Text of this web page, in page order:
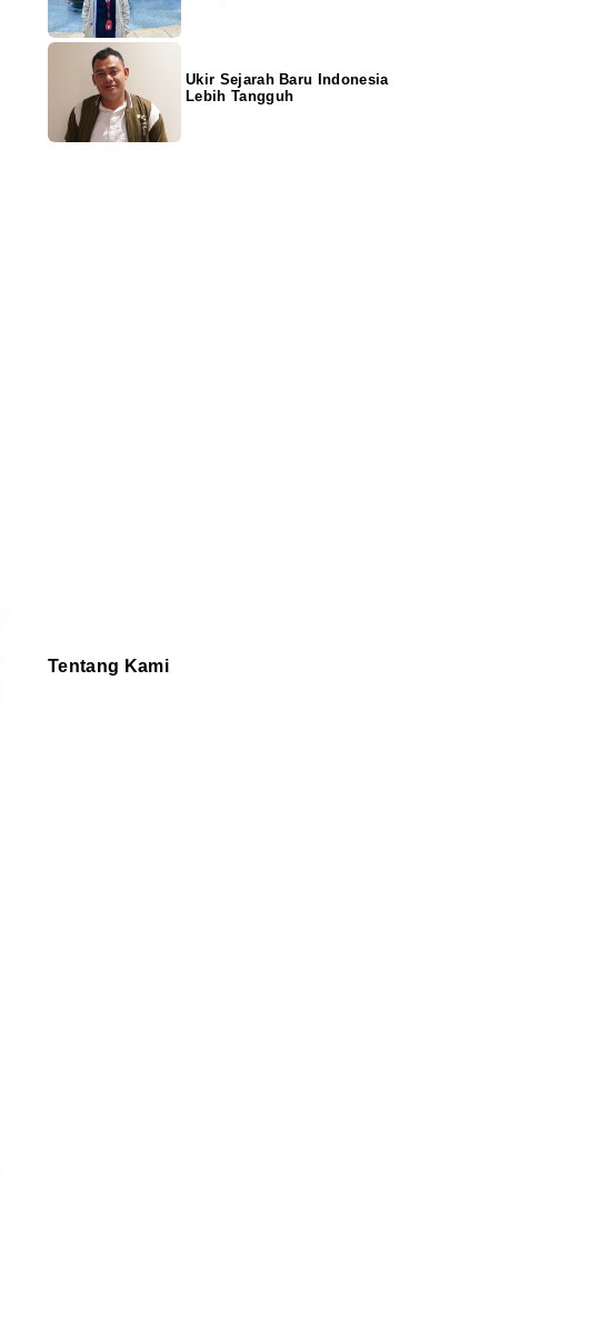
Ukir Sejarah Baru Indonesia
Lebih Tangguh
Tentang Kami